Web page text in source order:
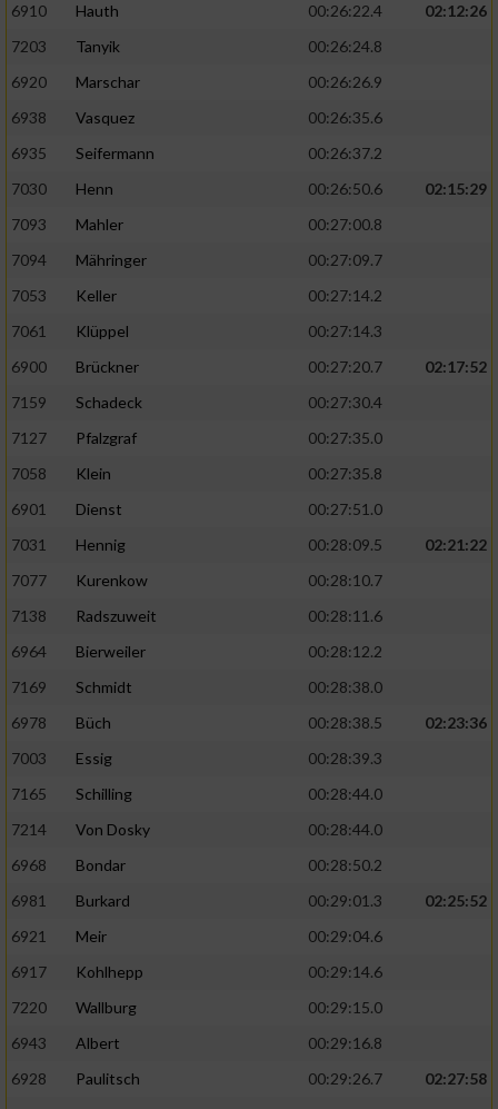
6910
Hauth 00:26:22.4
02:12:26
7203
Tanyik
00:26:24.8
6920
Marschar
00:26:26.9
6938
Vasquez
00:26:35.6
6935
Seifermann
00:26:37.2
7030
Henn 00:26:50.6
02:15:29
7093
Mahler
00:27:00.8
7094
Mähringer
00:27:09.7
7053
Keller
00:27:14.2
7061
Klüppel
00:27:14.3
6900
Brückner 00:27:20.7
02:17:52
7159
Schadeck
00:27:30.4
7127
Pfalzgraf
00:27:35.0
7058
Klein
00:27:35.8
6901
Dienst
00:27:51.0
7031
Hennig 00:28:09.5
02:21:22
7077
Kurenkow
00:28:10.7
7138
Radszuweit
00:28:11.6
6964
Bierweiler
00:28:12.2
7169
Schmidt
00:28:38.0
6978
Büch 00:28:38.5
02:23:36
7003
Essig
00:28:39.3
7165
Schilling
00:28:44.0
7214
Von Dosky
00:28:44.0
6968
Bondar
00:28:50.2
6981
Burkard 00:29:01.3
02:25:52
6921
Meir
00:29:04.6
6917
Kohlhepp
00:29:14.6
7220
Wallburg
00:29:15.0
6943
Albert
00:29:16.8
6928
Paulitsch 00:29:26.7
02:27:58